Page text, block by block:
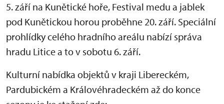
5. září na Kunětické hoře, Festival medu a jablek
pod Kunětickou horou proběhne 20. září. Speciální
prohlídky celého hradního areálu nabízí správa
hradu Litice a to v sobotu 6. září.
Kulturní nabídka objektů v kraji Libereckém,
Pardubickém a Královéhradeckém až do konce